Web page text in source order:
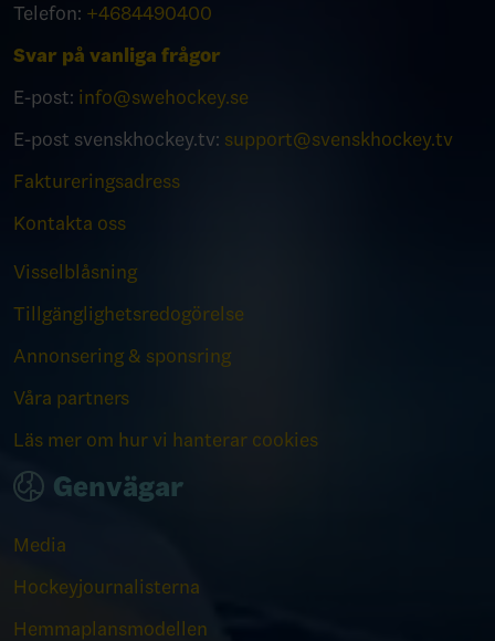
Telefon: +4684490400
Svar på vanliga frågor
E-post: info@swehockey.se
E-post svenskhockey.tv: support@svenskhockey.tv
Faktureringsadress
Kontakta oss
Visselblåsning
Tillgänglighetsredogörelse
Annonsering & sponsring
Våra partners
Läs mer om hur vi hanterar cookies
Genvägar
Media
Hockeyjournalisterna
Hemmaplansmodellen